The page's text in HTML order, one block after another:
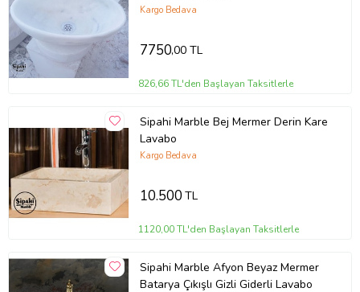
Kargo Bedava
7750,00 TL
826,66 TL'den Başlayan Taksitlerle
Sipahi Marble Bej Mermer Derin Kare
Lavabo
Kargo Bedava
10.500TL
1120,00 TL'den Başlayan Taksitlerle
Sipahi Marble Afyon Beyaz Mermer
Batarya Çıkışlı Gizli Giderli Lavabo